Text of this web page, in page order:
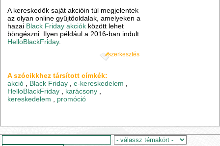
A kereskedők saját akcióin túl megjelentek
az olyan online gyűjtőoldalak, amelyeken a
hazai Black Friday akciók között lehet
böngészni. Ilyen például a 2016-ban indult
HelloBlackFriday.
szerkesztés
A szócikkhez társított címkék:
akció
Black Friday ,e-kereskedelem
HelloBlackFriday
karácsony
kereskedelem
promóció